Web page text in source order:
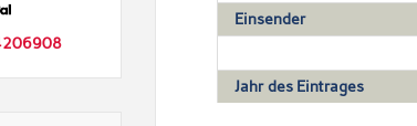
Einsender
Jahr des Eintrages